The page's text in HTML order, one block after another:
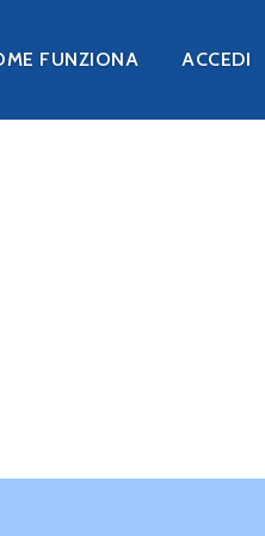
FUNZIONA ACCEDI